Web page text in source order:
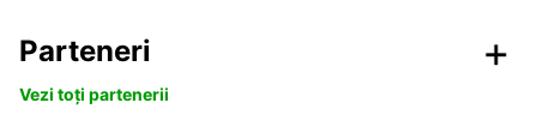
Parteneri
Vezi toți partenerii